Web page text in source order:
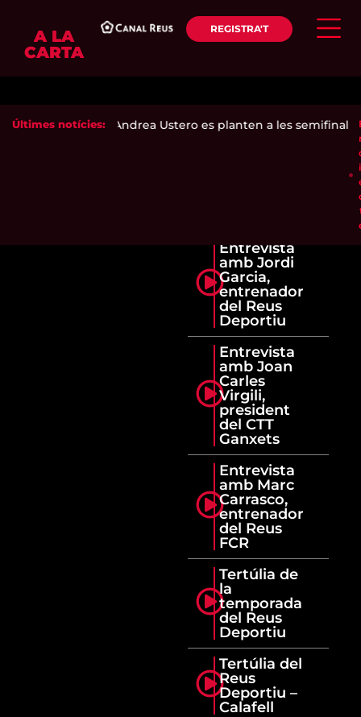
A LA
CARTA
REGISTRA'T
Últimes notícies:
Ari Sánchez i Andrea Ustero es planten a les semifinals
Entrevista
amb Jordi
Garcia,
entrenador
del Reus
Deportiu
Entrevista
amb Joan
Carles
Virgili,
president
del CTT
Ganxets
Entrevista
amb Marc
Carrasco,
entrenador
del Reus
FCR
Tertúlia de
la
temporada
del Reus
Deportiu
Tertúlia del
Reus
Deportiu –
Calafell